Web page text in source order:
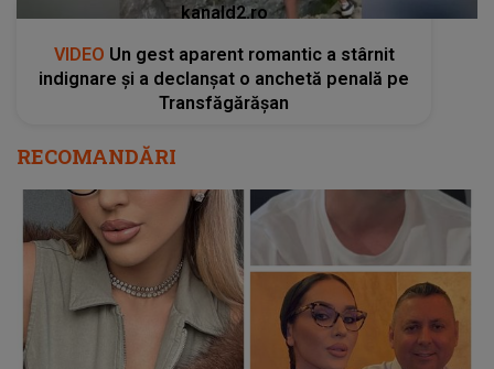
kanald2.ro
VIDEO Un gest aparent romantic a stârnit
indignare și a declanșat o anchetă penală pe
Transfăgărășan
RECOMANDĂRI